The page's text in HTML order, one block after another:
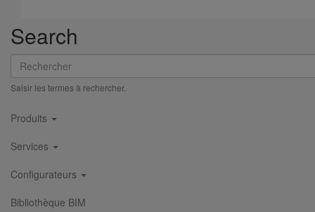
Search
Rechercher
Saisir les termes à rechercher.
Main
navigation
Produits
Services
Configurateurs
Bibliothèque BIM
Joint HP Inox autobuté manchette EPDM DN600